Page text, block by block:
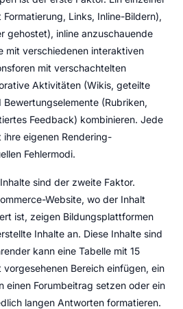
Links, Inline-Bildern),
gehostet), inline anzuschauende
mit verschiedenen interaktiven
mit verschachtelten
Aktivitäten (Wikis, geteilte
(Rubriken,
Feedback) kombinieren. Jede
eigenen Rendering-
Fehlermodi.
sind der zweite Faktor.
Website, wo der Inhalt
ist, zeigen Bildungsplattformen
Inhalte an. Diese Inhalte sind
kann eine Tabelle mit 15
Bereich einfügen, ein
einen Forumbeitrag setzen oder ein
langen Antworten formatieren.